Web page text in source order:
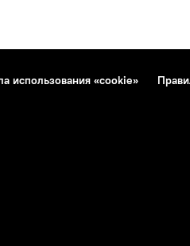
использования «cookie»